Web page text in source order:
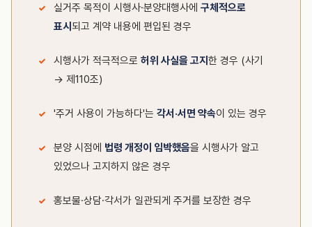
실거주 목적이 시행사·분양대행사에 구체적으로
표시 되고 계약 내용에 편입된 경우
시행사가 적극적으로 허위 사실을 고지 한 경우 (사기
→ 제110조)
'주거 사용이 가능하다'는 각서·서면 약속이 있는 경우
분양 시점에 법령 개정이 임박했음을 시행사가 알고
있었으나 고지하지 않은 경우
홍보물·상담·각서가 일관되게 주거를 보장한 경우